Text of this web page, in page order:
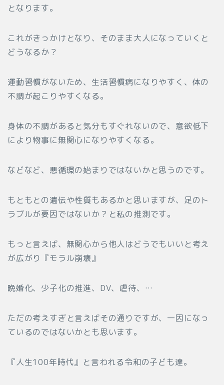
となります。
これがきっかけとなり、そのまま大人になっていくと
どうなるか？
運動習慣がないため、生活習慣病になりやすく、体の
不調が起こりやすくなる。
身体の不調があると気分もすぐれないので、意欲低下
により物事に無関心になりやすくなる。
などなど、悪循環の始まりではないかと思うのです。
もともとの遺伝や性質もあるかと思いますが、足のト
ラブルが要因ではないか？と私の推測です。
もっと言えば、無関心から他人はどうでもいいと考え
が広がり『モラル崩壊』
晩婚化、少子化の推進、DV、虐待、…
ただの考えすぎと言えばその通りですが、一因になっ
ているのではないかとも思います。
『人生100年時代』と言われる令和の子ども達。